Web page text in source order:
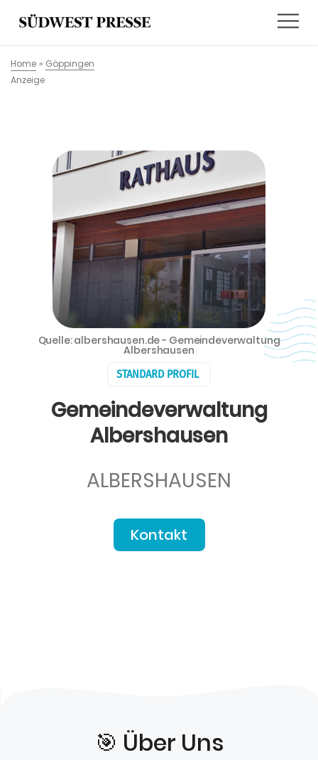
Home » Göppingen
Anzeige
STANDARD PROFIL
Gemeindeverwaltung
Albershausen
ALBERSHAUSEN
Kontakt
Quelle: albershausen.de - Gemeindeverwaltung
Albershausen
🎯️ Über Uns